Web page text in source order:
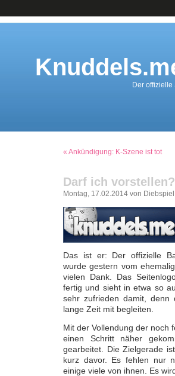
Der
« Ankündigung: K-Szene ist tot
Darf ich
Montag, 17.02.2014 von Diebspiel
Das ist er: Der offizielle
wurde gestern vom
vielen Dank. Das
fertig und sieht in etwa so
sehr zufrieden damit, denn
lange Zeit mit begleiten.
Mit der Vollendung der noch
einen Schritt näher
gearbeitet. Die Zielgerade
kurz davor. Es fehlen nur
einige viele von ihnen. Es